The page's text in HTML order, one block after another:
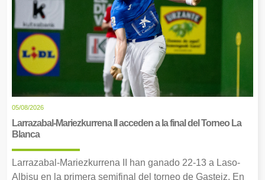
05/08/2026
Larrazabal-Mariezkurrena II acceden a la final del Torneo La
Blanca
Larrazabal-Mariezkurrena II han ganado 22-13 a Laso-
Albisu en la primera semifinal del torneo de Gasteiz. En